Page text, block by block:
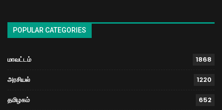
POPULAR CATEGORIES
மாவட்டம் 1868
அரசியல் 1220
தமிழகம் 652